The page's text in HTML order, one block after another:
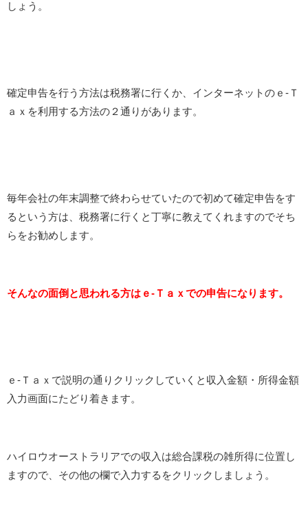
しょう。
確定申告を行う方法は税務署に行くか、インターネットのｅ-Ｔ
ａｘを利用する方法の２通りがあります。
毎年会社の年末調整で終わらせていたので初めて確定申告をす
るという方は、税務署に行くと丁寧に教えてくれますのでそち
らをお勧めします。
そんなの面倒と思われる方はｅ-Ｔａｘでの申告になります。
ｅ-Ｔａｘで説明の通りクリックしていくと収入金額・所得金額
入力画面にたどり着きます。
ハイロウオーストラリアでの収入は総合課税の雑所得に位置し
ますので、その他の欄で入力するをクリックしましょう。